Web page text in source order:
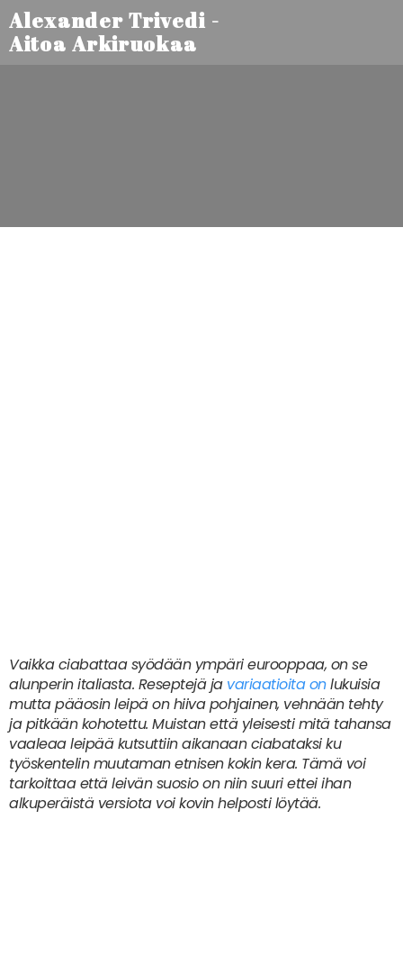
Alexander Trivedi -
Aitoa Arkiruokaa
Vaikka ciabattaa syödään ympäri eurooppaa, on se
alunperin italiasta. Reseptejä ja variaatioita onlukuisia
mutta pääosin leipä on hiiva pohjainen, vehnään tehty
ja pitkään kohotettu. Muistan että yleisesti mitä tahansa
vaaleaa leipää kutsuttiin aikanaan ciabataksi ku
työskentelin muutaman etnisen kokin kera. Tämä voi
tarkoittaa että leivän suosio on niin suuri ettei ihan
alkuperäistä versiota voi kovin helposti löytää.